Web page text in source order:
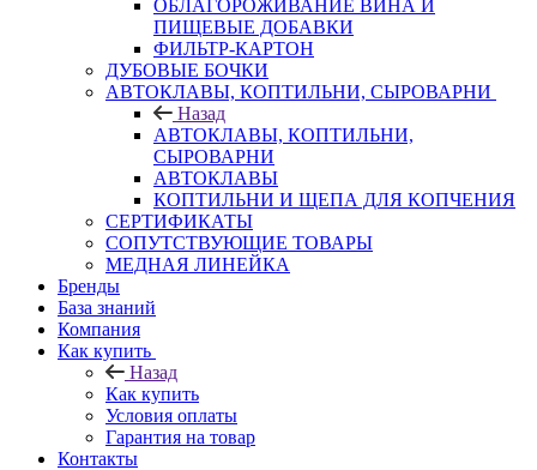
ОБЛАГОРОЖИВАНИЕ ВИНА И
ПИЩЕВЫЕ ДОБАВКИ
ФИЛЬТР-КАРТОН
ДУБОВЫЕ БОЧКИ
АВТОКЛАВЫ, КОПТИЛЬНИ, СЫРОВАРНИ
Назад
АВТОКЛАВЫ, КОПТИЛЬНИ,
СЫРОВАРНИ
АВТОКЛАВЫ
КОПТИЛЬНИ И ЩЕПА ДЛЯ КОПЧЕНИЯ
СЕРТИФИКАТЫ
СОПУТСТВУЮЩИЕ ТОВАРЫ
МЕДНАЯ ЛИНЕЙКА
Бренды
База знаний
Компания
Как купить
Назад
Как купить
Условия оплаты
Гарантия на товар
Контакты